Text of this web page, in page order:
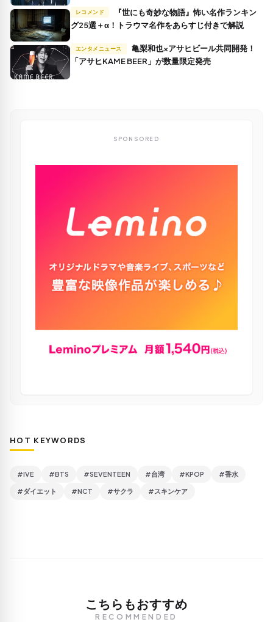
レコメンド
グ25選＋α！トラウマ名作をあらすじ付きで解説
エンタメニュース
「アサヒKAME BEER」が数量限定発売
SPONSORED
HOT KEYWORDS
#IVE #BTS #SEVENTEEN #台湾 #KPOP #香水
#ダイエット #NCT #サクラ #スキンケア
こちらもおすすめ
RECOMMENDED